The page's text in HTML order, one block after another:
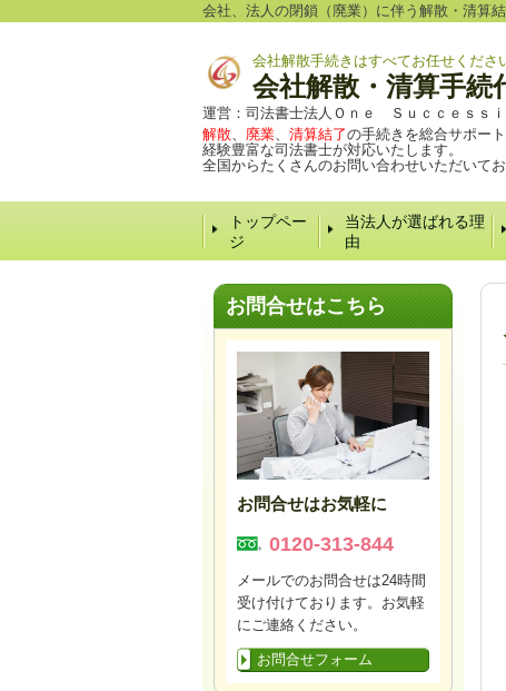
会社、法人の閉鎖（廃業）に伴う解散・清算
会社解散手続きはすべてお任せくださ
会社解散・清算手続
運営：司法書士法人Ｏｎｅ Ｓｕｃｃｅｓｓｉ
解散、 廃業、 清算結了の手続きを総合サポート
経験豊富な司法書士が対応いたします。
全国からたくさんのお問い合わせいただいてお
トップペー
ジ
当法人が選ばれる理
由
お問合せはこちら
お問合せはお気軽に
0120-313-844
メールでのお問合せは24時間
受け付けております。お気軽
にご連絡ください。
お問合せフォーム